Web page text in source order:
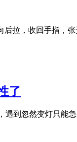
拉，收回手指，
了
遇到忽然变灯只